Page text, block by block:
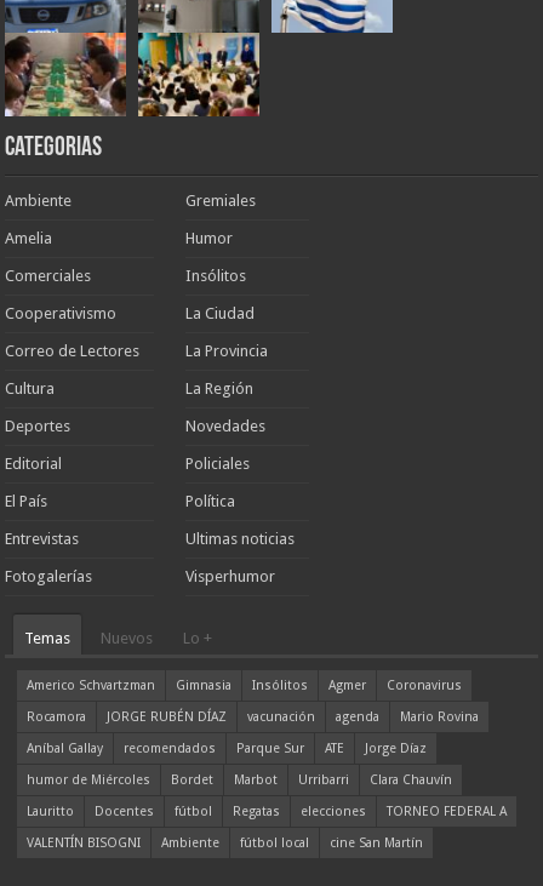
Categorias
Ambiente
Amelia
Comerciales
Cooperativismo
Correo de Lectores
Cultura
Deportes
Editorial
El País
Entrevistas
Fotogalerías
Gremiales
Humor
Insólitos
La Ciudad
La Provincia
La Región
Novedades
Policiales
Política
Ultimas noticias
Visperhumor
Temas Nuevos Lo +
Americo Schvartzman Gimnasia Insólitos Agmer
Coronavirus
Rocamora
JORGE RUBÉN DÍAZ vacunación agenda
Mario Rovina
Aníbal Gallay
recomendados Parque Sur ATE
Jorge Díaz
humor de Miércoles
Bordet Marbot Urribarri
Clara Chauvín
Lauritto
Docentes fútbol Regatas elecciones
TORNEO FEDERAL A
VALENTÍN BISOGNI
Ambiente fútbol local cine San Martín